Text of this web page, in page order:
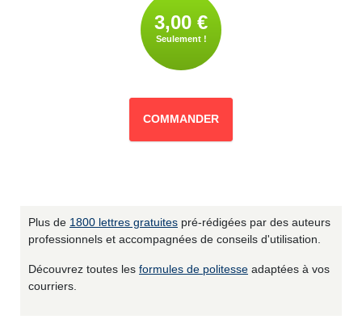
3,00 €
Seulement !
COMMANDER
Plus de 1800 lettres gratuites pré-rédigées par des auteurs
professionnels et accompagnées de conseils d'utilisation.
Découvrez toutes les formules de politesse adaptées à vos
courriers.